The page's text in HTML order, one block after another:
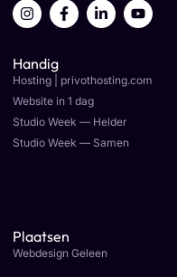
Handig
Hosting | privothosting.com
Website in 1 dag
Studio Week — Helder
Studio Week — Samen
Plaatsen
Webdesign Geleen